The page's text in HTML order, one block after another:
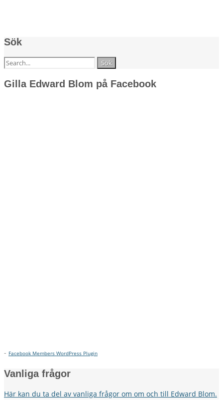
Sök
Sök
Gilla Edward Blom på Facebook
- Facebook Members WordPress Plugin
Vanliga frågor
Här kan du ta del av vanliga frågor om om och till Edward Blom.